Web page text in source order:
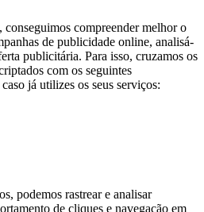
conseguimos compreender melhor o
de publicidade online, analisá-
publicitária. Para isso, cruzamos os
com os seguintes
já utilizes os seus serviços:
podemos rastrear e analisar
de cliques e navegação em